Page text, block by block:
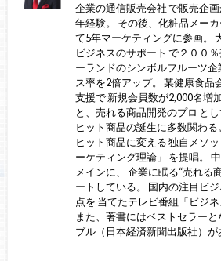
企業の通信販売会社 で販売企
年経験。 その後、化粧品メー
て5年マーケティングに参画。
ビジネスのサポート で２００
ーランドのシンボルフルーツ
ス率を2倍アップ。 某健康食品
支援で 新規会員数が2,000名増
と、売れる商品開発のプロ と
ヒット商品の誕生に多数関わる
ヒット商品に変える 独自メソ
ーケティング理論」 を提唱。
メインに、 企業に眠る“売れる
ートしている。 国内の注目ビ
点を 当てたテレビ番組「ビジ
また、著書にはベストセラー
ブル（日本経済新聞出版社）が